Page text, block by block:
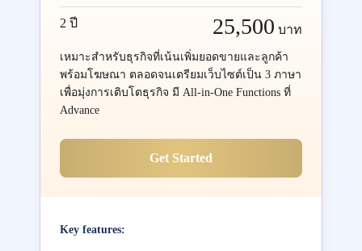
2 ปี 25,500 บาท
เหมาะสำหรับธุรกิจที่เน้นเพิ่มยอดขายและลูกค้า
พร้อมโฆษณา ตลอดจนเตรียมเว็บไซต์เป็น 3 ภาษา
เพื่อมุ่งการเติบโตธุรกิจ มี All-in-One Functions ที่
Advance
Get Started
Key features: